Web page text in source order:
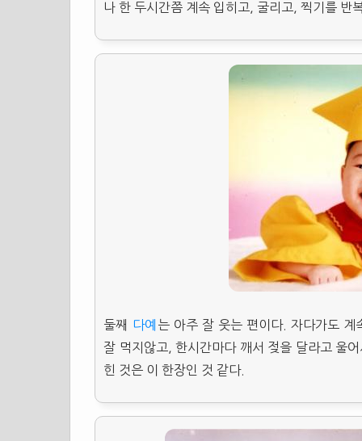
나 한 두시간쯤 계속 입히고, 굴리고, 찍기를 반
둘째 다예 는 아주 잘 웃는 편이다. 자다가도
잘 먹지않고, 한시간마다 깨서 젖을 달라고 울
힌 것은 이 한장인 것 같다.